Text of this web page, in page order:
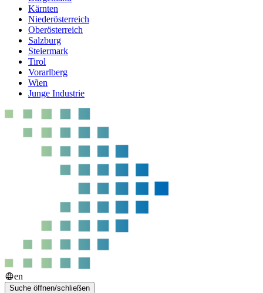
Kärnten
Niederösterreich
Oberösterreich
Salzburg
Steiermark
Tirol
Vorarlberg
Wien
Junge Industrie
en
Suche öffnen/schließen